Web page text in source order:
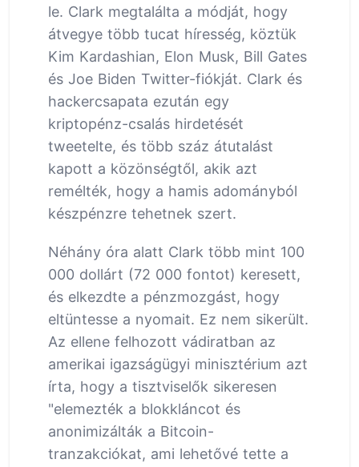
le. Clark megtalálta a módját, hogy
átvegye több tucat híresség, köztük
Kim Kardashian, Elon Musk, Bill Gates
és Joe Biden Twitter-fiókját. Clark és
hackercsapata ezután egy
kriptopénz-csalás hirdetését
tweetelte, és több száz átutalást
kapott a közönségtől, akik azt
remélték, hogy a hamis adományból
készpénzre tehetnek szert.
Néhány óra alatt Clark több mint 100
000 dollárt (72 000 fontot) keresett,
és elkezdte a pénzmozgást, hogy
eltüntesse a nyomait. Ez nem sikerült.
Az ellene felhozott vádiratban az
amerikai igazságügyi minisztérium azt
írta, hogy a tisztviselők sikeresen
"elemezték a blokkláncot és
anonimizálták a Bitcoin-
tranzakciókat, ami lehetővé tette a